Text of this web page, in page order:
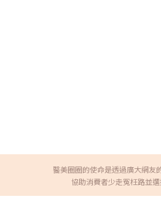
醫美圈圈的使命是透過廣大網友
協助消費者少走冤枉路並